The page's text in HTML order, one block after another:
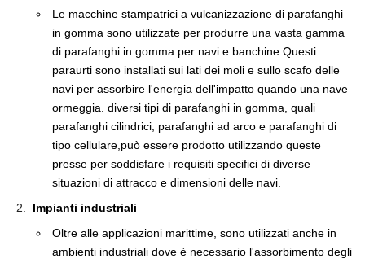
Le macchine stampatrici a vulcanizzazione di parafanghi
in gomma sono utilizzate per produrre una vasta gamma
di parafanghi in gomma per navi e banchine.Questi
paraurti sono installati sui lati dei moli e sullo scafo delle
navi per assorbire l'energia dell'impatto quando una nave
ormeggia. diversi tipi di parafanghi in gomma, quali
parafanghi cilindrici, parafanghi ad arco e parafanghi di
tipo cellulare,può essere prodotto utilizzando queste
presse per soddisfare i requisiti specifici di diverse
situazioni di attracco e dimensioni delle navi.
Impianti industriali
Oltre alle applicazioni marittime, sono utilizzati anche in
ambienti industriali dove è necessario l'assorbimento degli